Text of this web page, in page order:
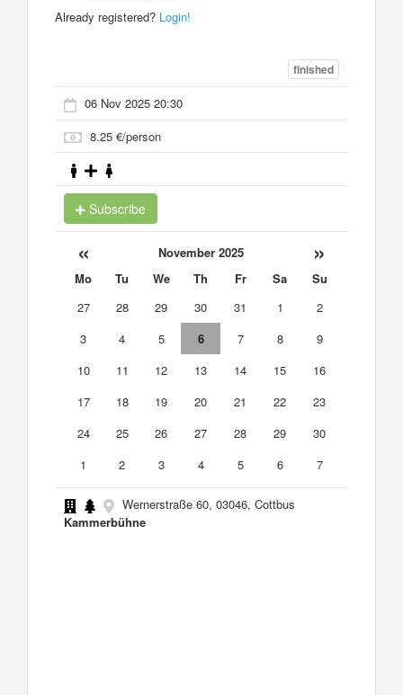
Already registered? Login!
finished
06 Nov 2025 20:30
8.25 €/person
Subscribe
« November 2025 »
Mo Tu We Th Fr Sa
Su
27
28 29 30 31 1
2
3
4 5 6 7 8
9
10
11 12 13 14 15
16
17
18 19 20 21 22
23
24
25 26 27 28 29
30
1
2 3 4 5 6 7
Wernerstraße 60, 03046, Cottbus
Kammerbühne